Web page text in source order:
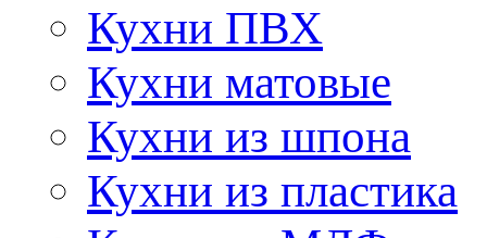
Кухни ПВХ
Кухни матовые
Кухни из шпона
Кухни из пластика